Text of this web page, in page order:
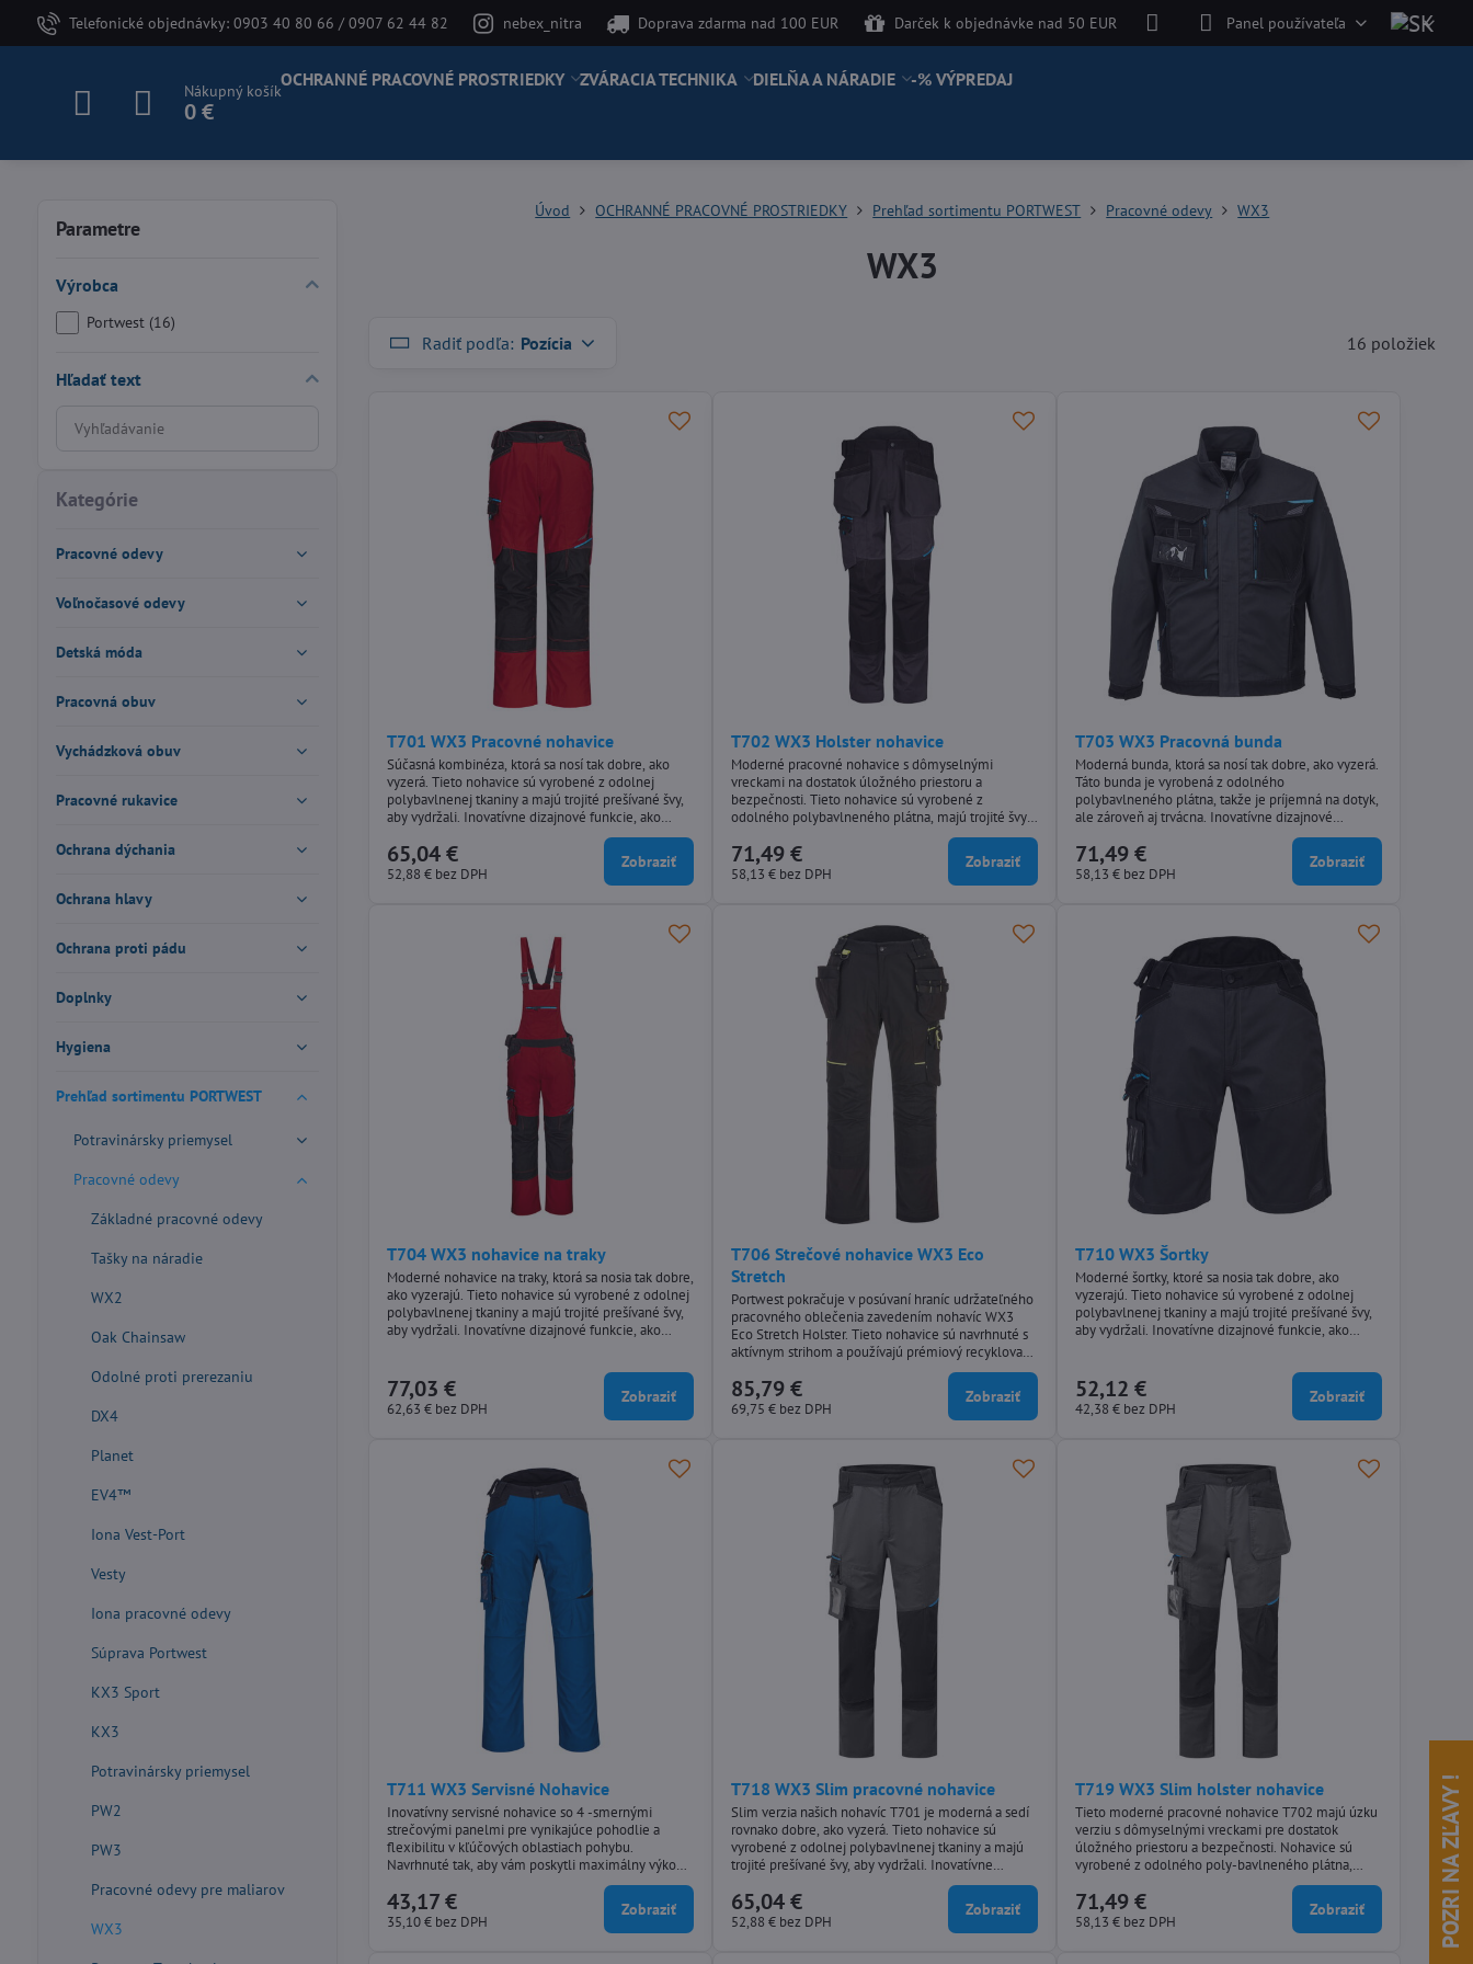
Telefonické objednávky: 0903 40 80 66 / 0907 62 44 82 nebex_nitra Doprava zdarma nad 100 EUR Darček k objednávke nad 50 EUR Panel používateľa
Nákupný košík
0 €
OCHRANNÉ PRACOVNÉ PROSTRIEDKY ZVÁRACIA TECHNIKA DIELŇA A NÁRADIE -% VÝPREDAJ
Úvod OCHRANNÉ PRACOVNÉ PROSTRIEDKY Prehľad sortimentu PORTWEST Pracovné odevy WX3
WX3
Radiť podľa: Pozícia 16 položiek
T701 WX3 Pracovné nohavice
Súčasná kombinéza, ktorá sa nosí tak dobre, ako
vyzerá. Tieto nohavice sú vyrobené z odolnej
polybavlnenej tkaniny a majú trojité prešívané švy,
aby vydržali. Inovatívne dizajnové funkcie, ako
napríklad strečové obloženie, poskytujú vynikajúci
komfort a flexibilitu v kľúčových oblastiach pohybu.
Medzi ďalšie praktické vlastnosti patrí vysoký zadný
pás s bočnou elasticitou, vrecká na kolenách...
65,04 €
52,88 € bez DPH
Zobraziť
T702 WX3 Holster nohavice
Moderné pracovné nohavice s dômyselnými
vreckami na dostatok úložného priestoru a
bezpečnosti. Tieto nohavice sú vyrobené z
odolného polybavlneného plátna, majú trojité švy a
dvojúrovňových vreciek na kolenách, vysokého
zadného pásu a nastaviteľného lemu nohavíc pre
väčšie pohodlie. Inovatívne dizajnové funkcie a
71,49 €
58,13 € bez DPH
Zobraziť
T703 WX3 Pracovná bunda
Moderná bunda, ktorá sa nosí tak dobre, ako vyzerá.
Táto bunda je vyrobená z odolného
polybavlneného plátna, takže je príjemná na dotyk,
ale zároveň aj trvácna. Inovatívne dizajnové
funkcie, ako napríklad strečové obloženie,
poskytujú vynikajúci komfort a flexibilitu v
kľúčových oblastiach pohybu. Medzi ďalšie kľúčové
funkcie patria komponenty bez obsahu kovu,
71,49 €
58,13 € bez DPH
Zobraziť
T704 WX3 nohavice na traky
Moderné nohavice na traky, ktorá sa nosia tak dobre,
ako vyzerajú. Tieto nohavice sú vyrobené z odolnej
polybavlnenej tkaniny a majú trojité prešívané švy,
aby vydržali. Inovatívne dizajnové funkcie, ako
Medzi ďalšie kľúčové vlastnosti patrí nastaviteľná
dĺžka nohavíc, predohnuté kolená,...
77,03 €
62,63 € bez DPH
Zobraziť
T706 Strečové nohavice WX3 Eco
Stretch
Portwest pokračuje v posúvaní hraníc udržateľného
pracovného oblečenia zavedením nohavíc WX3
Eco Stretch Holster. Tieto nohavice sú navrhnuté s
aktívnym strihom a používajú prémiový recyklovaný
polyester s pridanou pružnosťou, ktorá poskytuje
maximálny rozsah pohybu pri práci.
85,79 €
69,75 € bez DPH
Zobraziť
T710 WX3 Šortky
Moderné šortky, ktoré sa nosia tak dobre, ako
vyzerajú. Tieto nohavice sú vyrobené z odolnej
polybavlnenej tkaniny a majú trojité prešívané švy,
aby vydržali. Inovatívne dizajnové funkcie, ako
Medzi ďalšie praktické vlastnosti patrí vysoký zadný
pás s bočnou elastickou úpravou a viacero...
52,12 €
42,38 € bez DPH
Zobraziť
T711 WX3 Servisné Nohavice
Inovatívny servisné nohavice so 4 -smernými
strečovými panelmi pre vynikajúce pohodlie a
flexibilitu v kľúčových oblastiach pohybu.
Navrhnuté tak, aby vám poskytli maximálny výkon a
pohodlie s našou odolnou poly-bavlnenou
plátnovou tkaninou. S držiakom na doklady a
niekoľkými vreckami.
43,17 €
35,10 € bez DPH
Zobraziť
T718 WX3 Slim pracovné nohavice
Slim verzia našich nohavíc T701 je moderná a sedí
rovnako dobre, ako vyzerá. Tieto nohavice sú
vyrobené z odolnej polybavlnenej tkaniny a majú
trojité prešívané švy, aby vydržali. Inovatívne
dizajnové funkcie, ako napríklad strečové
obloženie, poskytujú vynikajúci komfort a flexibilitu
v kľúčových oblastiach pohybu. Medzi ďalšie
praktické vlastnosti patrí vysoký zadný pás s bočnou
65,04 €
52,88 € bez DPH
Zobraziť
T719 WX3 Slim holster nohavice
Tieto moderné pracovné nohavice T702 majú úzku
verziu s dômyselnými vreckami pre dostatok
úložného priestoru a bezpečnosti. Nohavice sú
vyrobené z odolného poly-bavlneného plátna,
majú trojité švy a množstvo praktických funkcií
vrátane dvojúrovňových vreciek na kolenách,
vysokého zadného pásu a nastaviteľného lemu
nohavíc pre väčšie pohodlie. Inovatívne dizajnové
71,49 €
58,13 € bez DPH
Zobraziť
Parametre
Výrobca
Portwest (16)
Hľadať text
Prehľadať
výsledky
fulltextom
Kategórie
Pracovné odevy
Voľnočasové odevy
Detská móda
Pracovná obuv
Vychádzková obuv
Pracovné rukavice
Ochrana dýchania
Ochrana hlavy
Ochrana proti pádu
Doplnky
Hygiena
Prehľad sortimentu PORTWEST
Potravinársky priemysel
Pracovné odevy
Základné pracovné odevy
Tašky na náradie
WX2
Oak Chainsaw
Odolné proti prerezaniu
DX4
Planet
EV4™
Iona Vest-Port
Vesty
Iona pracovné odevy
Súprava Portwest
KX3 Sport
KX3
Potravinársky priemysel
PW2
PW3
Pracovné odevy pre maliarov
WX3
POZRI NA ZĽAVY !